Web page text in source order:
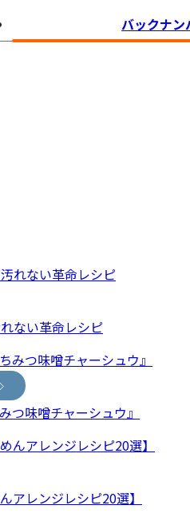
バックナン
ない革命レシピ
つ味噌チャーシュウ』
アレンジレシピ20選】